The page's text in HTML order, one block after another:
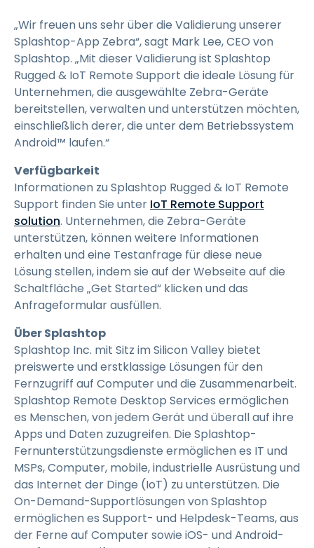
„Wir freuen uns sehr über die Validierung unserer
Splashtop-App Zebra“, sagt Mark Lee, CEO von
Splashtop. „Mit dieser Validierung ist Splashtop
Rugged & IoT Remote Support die ideale Lösung für
Unternehmen, die ausgewählte Zebra-Geräte
bereitstellen, verwalten und unterstützen möchten,
einschließlich derer, die unter dem Betriebssystem
Android™ laufen.“
Verfügbarkeit
Informationen zu Splashtop Rugged & IoT Remote
Support finden Sie unter IoT Remote Support
solution. Unternehmen, die Zebra-Geräte
unterstützen, können weitere Informationen
erhalten und eine Testanfrage für diese neue
Lösung stellen, indem sie auf der Webseite auf die
Schaltfläche „Get Started“ klicken und das
Anfrageformular ausfüllen.
Über Splashtop
Splashtop Inc. mit Sitz im Silicon Valley bietet
preiswerte und erstklassige Lösungen für den
Fernzugriff auf Computer und die Zusammenarbeit.
Splashtop Remote Desktop Services ermöglichen
es Menschen, von jedem Gerät und überall auf ihre
Apps und Daten zuzugreifen. Die Splashtop-
Fernunterstützungsdienste ermöglichen es IT und
MSPs, Computer, mobile, industrielle Ausrüstung und
das Internet der Dinge (IoT) zu unterstützen. Die
On-Demand-Supportlösungen von Splashtop
ermöglichen es Support- und Helpdesk-Teams, aus
der Ferne auf Computer sowie iOS- und Android-